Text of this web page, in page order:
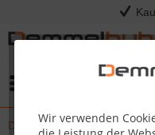
Wir verwenden
Die Demmelhuber